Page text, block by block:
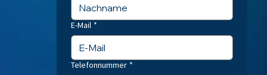
E-Mail *
Telefonnummer *